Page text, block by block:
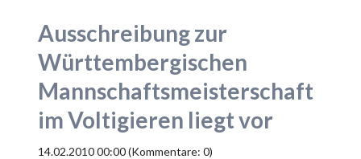
Ausschreibung zur
Württembergischen
Mannschaftsmeisterschaft
im Voltigieren liegt vor
14.02.2010 00:00(Kommentare: 0)